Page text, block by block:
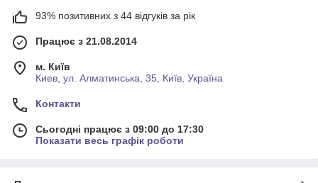
93% позитивних з 44 відгуків за рік
Працює з 21.08.2014
м. Київ
Киев, ул. Алматинська, 35, Київ, Україна
Контакти
Сьогодні працює з 09:00 до 17:30
Показати весь графік роботи